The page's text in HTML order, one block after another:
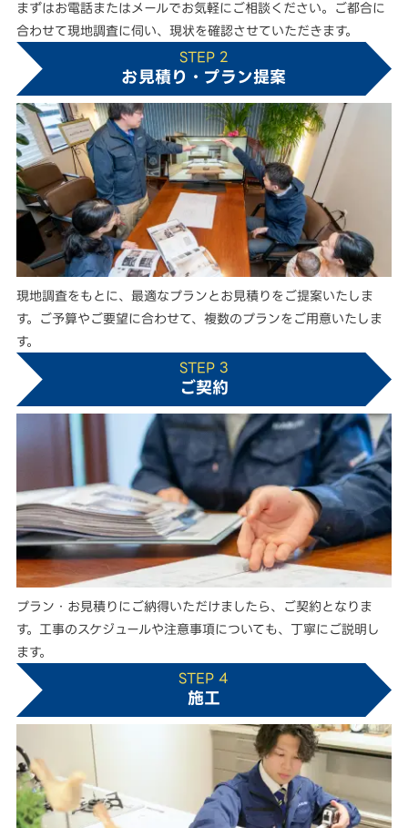
まずはお電話またはメールでお気軽にご相談ください。ご都合に
合わせて現地調査に伺い、現状を確認させていただきます。
STEP 2
お見積り・プラン提案
現地調査をもとに、最適なプランとお見積りをご提案いたしま
す。ご予算やご要望に合わせて、複数のプランをご用意いたしま
す。
STEP 3
ご契約
プラン・お見積りにご納得いただけましたら、ご契約となりま
す。工事のスケジュールや注意事項についても、丁寧にご説明し
ます。
STEP 4
施工